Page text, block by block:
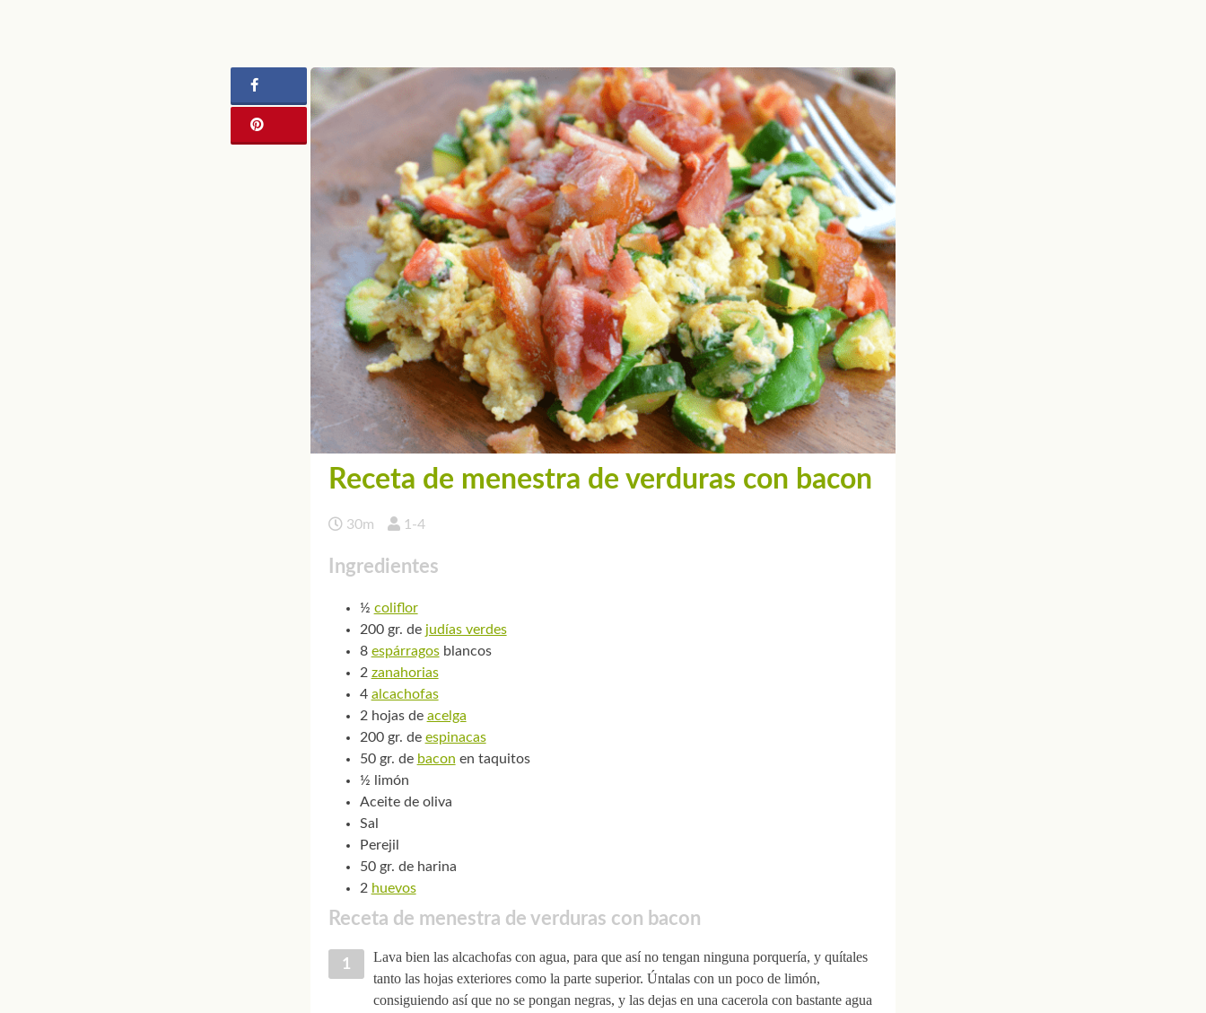
Receta de menestra de verduras con bacon
30m 1-4
Ingredientes
½ coliflor
200 gr. de judías verdes
8 espárragosblancos
2 zanahorias
4 alcachofas
2 hojas de acelga
200 gr. de espinacas
50 gr. de bacon en taquitos
½ limón
Aceite de oliva
Sal
Perejil
50 gr. de harina
2 huevos
Receta de menestra de verduras con bacon
Lava bien las alcachofas con agua, para que así no tengan ninguna porquería, y quítales
tanto las hojas exteriores como la parte superior. Úntalas con un poco de limón,
consiguiendo así que no se pongan negras, y las dejas en una cacerola con bastante agua